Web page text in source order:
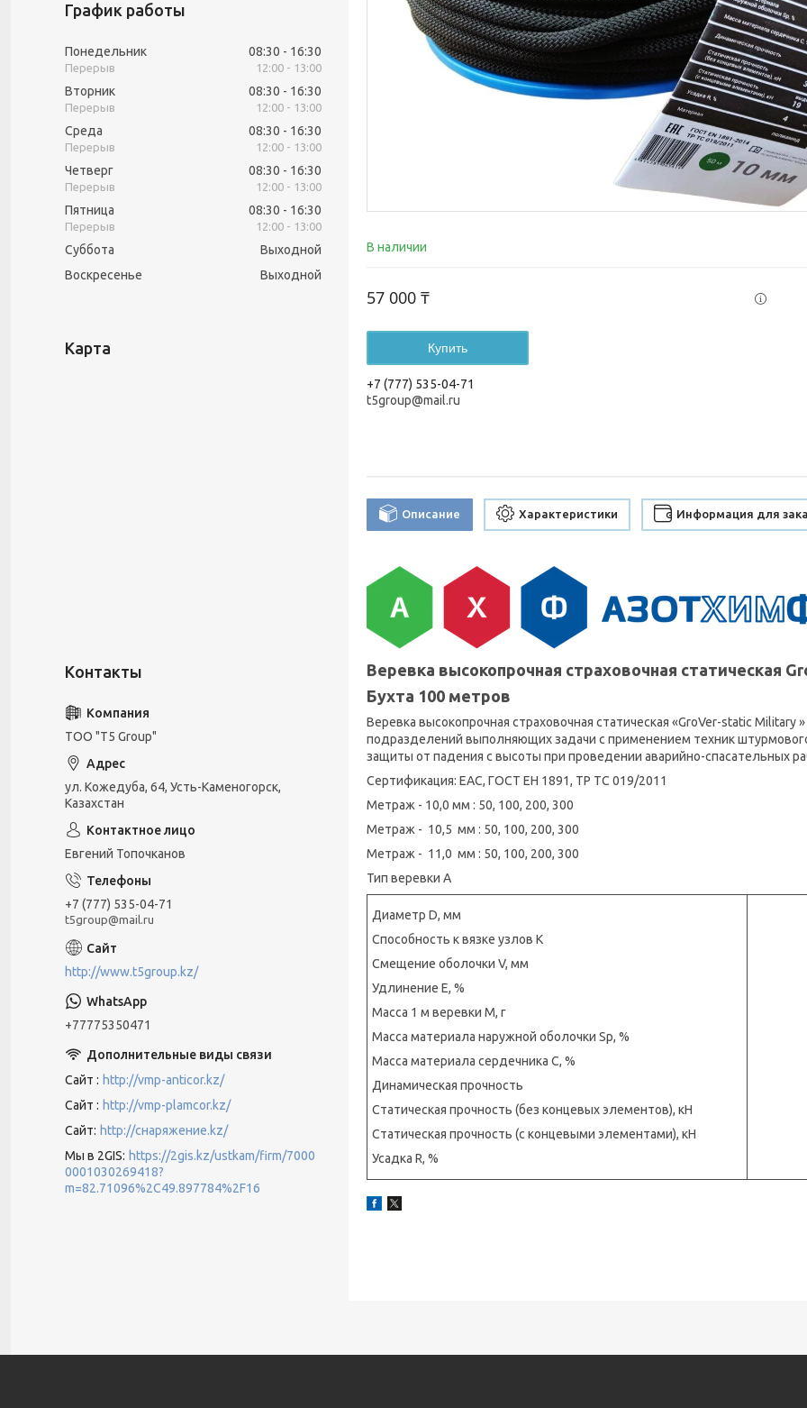
В наличии
57 000 ₸
Купить
+7 (777) 535-04-71
t5group@mail.ru
Описание Характеристики Информация для
Веревка высокопрочная страховочная статическая
Бухта 100 метров
Веревка высокопрочная страховочная статическая «GroVer-static Military
подразделений выполняющих задачи с применением техник
защиты от падения с высоты при проведении аварийно-спасательных
Сертификация: ЕАС, ГОСТ ЕН 1891, ТР ТС 019/2011
Метраж - 10,0 мм : 50, 100, 200, 300
Метраж - 10,5 мм : 50, 100, 200, 300
Метраж - 11,0 мм : 50, 100, 200, 300
Тип веревки А
Диаметр D, мм
Способность к вязке узлов К
Смещение оболочки V, мм
Удлинение Е, %
Масса 1 м веревки М, г
Масса материала наружной оболочки Sp, %
Масса материала сердечника C, %
Динамическая прочность
Статическая прочность (без концевых элементов), кН
Статическая прочность (с концевыми элементами), кН
Усадка R, %
График работы
Понедельник 08:30 16:30
12:00 13:00
Вторник 08:30 16:30
12:00 13:00
Среда 08:30 16:30
12:00 13:00
Четверг 08:30 16:30
12:00 13:00
Пятница 08:30 16:30
12:00 13:00
Суббота
Выходной
Воскресенье
Выходной
Карта
ТОО "T5 Group"
ул. Кожедуба, 64, Усть-Каменогорск,
Казахстан
Евгений Топочканов
+7 (777) 535-04-71
t5group@mail.ru
http://www.t5group.kz/
+77775350471
Сайт
http://vmp-anticor.kz/
Сайт
http://vmp-plamcor.kz/
Сайт
http://снаряжение.kz/
Мы в 2GIS
https://2gis.kz/ustkam/firm/7000
0001030269418?
m=82.71096%2C49.897784%2F16